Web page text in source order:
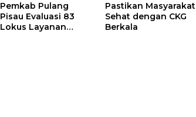
Pemkab Pulang
Pisau Evaluasi 83
Lokus Layanan
Pastikan Masyarakat
Sehat dengan CKG
Berkala